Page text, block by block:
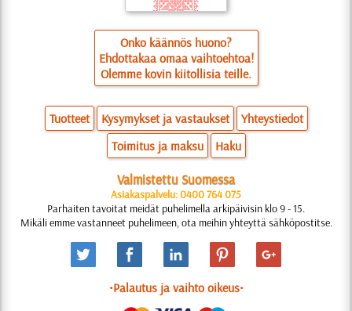
Onko käännös huono?
Ehdottakaa omaa vaihtoehtoa!
Olemme kovin kiitollisia teille.
Tuotteet Kysymykset ja vastaukset
Yhteystiedot
Toimitus ja maksu
Haku
Valmistettu Suomessa
Asiakaspalvelu: 0400 764 075
Parhaiten tavoitat meidät puhelimella arkipäivisin klo 9 - 15.
Mikäli emme vastanneet puhelimeen, ota meihin yhteyttä sähköpostitse.
•Palautus ja vaihto oikeus•